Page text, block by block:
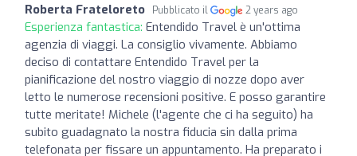
Roberta Frateloreto Pubblicato il 2 years ago
Esperienza fantastica: Entendido Travel è un'ottima
agenzia di viaggi. La consiglio vivamente. Abbiamo
deciso di contattare Entendido Travel per la
pianificazione del nostro viaggio di nozze dopo aver
letto le numerose recensioni positive. E posso garantire
tutte meritate! Michele (l'agente che ci ha seguito) ha
subito guadagnato la nostra fiducia sin dalla prima
telefonata per fissare un appuntamento. Ha preparato i